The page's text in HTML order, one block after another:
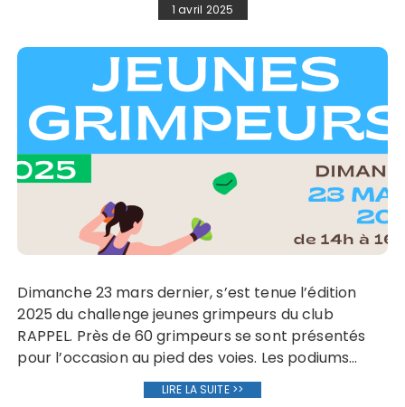
1 avril 2025
Dimanche 23 mars dernier, s’est tenue l’édition
2025 du challenge jeunes grimpeurs du club
RAPPEL. Près de 60 grimpeurs se sont présentés
pour l’occasion au pied des voies. Les podiums…
LIRE LA SUITE >>